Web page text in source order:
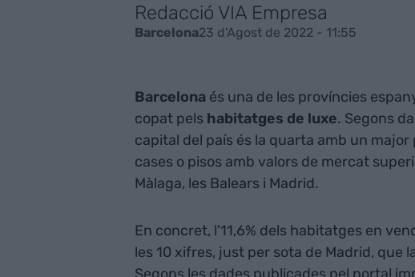
Redacció VIA Empresa
Barcelona23 d'Agost de 2022 - 11:55
Barcelonaés una de les províncies
copat pels habitatges de luxe. Segons
capital del país és la quarta amb un
cases o pisos amb valors de mercat
Màlaga, les Balears i Madrid.
En concret, l'11,6% dels habitatges en
les 10 xifres, just per sota de Madrid, que
Segons les dades publicades pel portal